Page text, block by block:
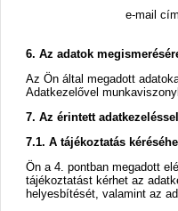
e-mail
6. Az adatok
Az Ön által megadott
Adatkezelővel
7. Az érintett
7.1. A tájékoztatás
Ön a 4. pontban megadott
tájékoztatást kérhet az
helyesbítését, valamint az